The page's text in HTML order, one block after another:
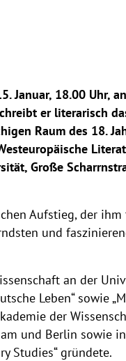
Januar, 18.00 Uhr,
er literarisch
Raum des 18.
Große
Aufstieg, der ihm
und
an der
Leben“ sowie
der
und Berlin sowie
Studies“ gründete.